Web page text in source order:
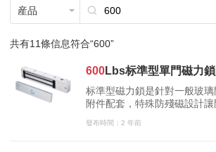
産品
共有11條信息符合“600”
600Lbs标準型單門磁力
标準型磁力鎖是針對一般玻
附件配套，特殊防殘磁設計讓
發布時間：2 年前